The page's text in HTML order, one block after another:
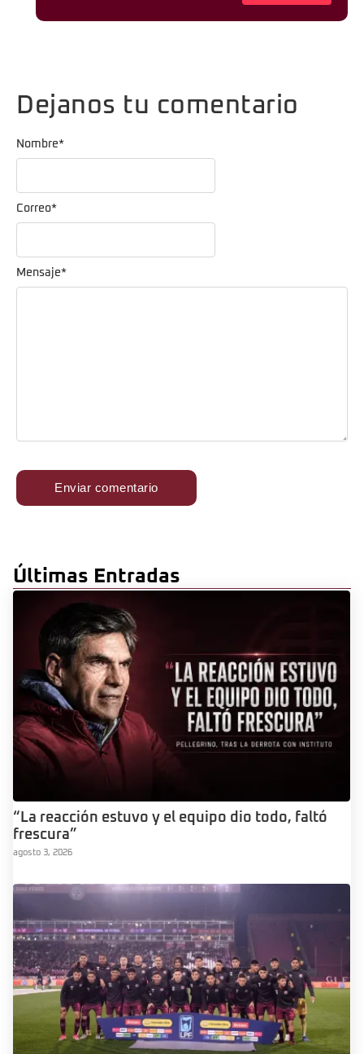
Dejanos tu comentario
Mensaje*
Nombre*
Correo*
Últimas Entradas
“La reacción estuvo y el equipo dio todo, faltó
frescura”
agosto 3, 2026